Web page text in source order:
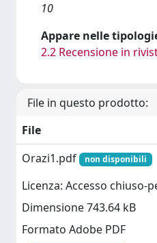
10
Appare nelle
2.2 Recensione in
File in questo prodotto:
File
Orazi1.pdf
non disponibili
Licenza: Accesso chiuso-
Dimensione 743.64 kB
Formato Adobe PDF